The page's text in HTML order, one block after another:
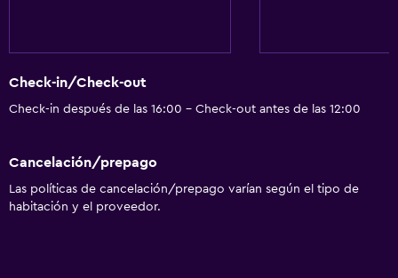
Check-in/Check-out
Check-in después de las 16:00 - Check-out antes de las 12:00
Cancelación/prepago
Las políticas de cancelación/prepago varían según el tipo de
habitación y el proveedor.